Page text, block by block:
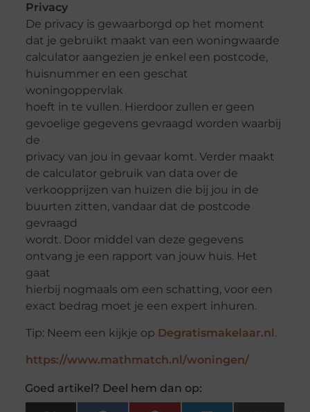
Privacy
De privacy is gewaarborgd op het moment
dat je gebruikt maakt van een woningwaarde
calculator aangezien je enkel een postcode,
huisnummer en een geschat
woningoppervlak
hoeft in te vullen. Hierdoor zullen er geen
gevoelige gegevens gevraagd worden waarbij
de
privacy van jou in gevaar komt. Verder maakt
de calculator gebruik van data over de
verkoopprijzen van huizen die bij jou in de
buurten zitten, vandaar dat de postcode
gevraagd
wordt. Door middel van deze gegevens
ontvang je een rapport van jouw huis. Het
gaat
hierbij nogmaals om een schatting, voor een
exact bedrag moet je een expert inhuren.
Tip: Neem een kijkje op Degratismakelaar.nl.
https://www.mathmatch.nl/woningen/
Goed artikel? Deel hem dan op: